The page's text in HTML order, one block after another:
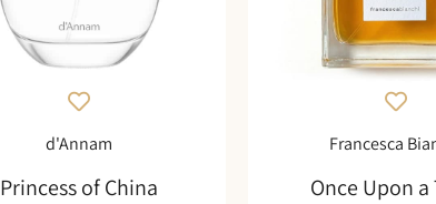
Francesca
Once Upon
d'Annam
Princess of China